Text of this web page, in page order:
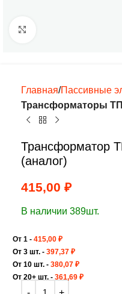
Главная Пассивные
Трансформаторы
Трансформатор
(аналог)
415,00 ₽
В наличии 389шт.
От 1 - 415,00 ₽
От 3 шт. - 397,37 ₽
От 10 шт. - 380,07 ₽
От 20+ шт. - 361,69 ₽